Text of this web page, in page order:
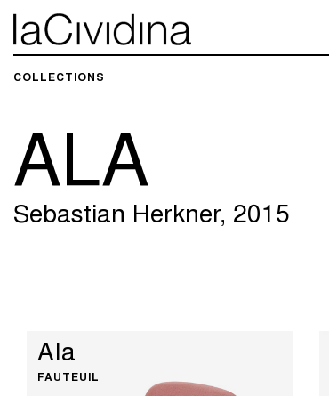
COLLECTIONS​
ALA
Sebastian Herkner, 2015
Ala
FAUTEUIL